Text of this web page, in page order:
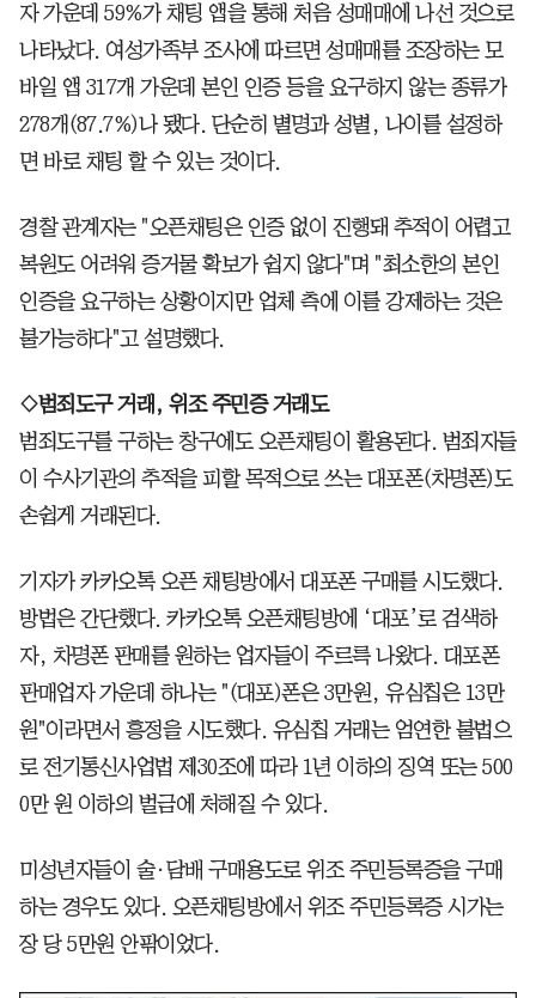
자 가운데 59%가 채팅 앱을 통해 처음 성매매에 나선 것으로
나타났다. 여성가족부 조사에 따르면 성매매를 조장하는 모
바일 앱 317개 가운데 본인 인증 등을 요구하지 않는 종류가
278개(87.7%)나 됐다. 단순히 별명과 성별, 나이를 설정하
면 바로 채팅 할 수 있는 것이다.
경찰 관계자는 "오픈채팅은 인증 없이 진행돼 추적이 어렵고
복원도 어려워 증거물 확보가 쉽지 않다"며 "최소한의 본인
인증을 요구하는 상황이지만 업체 측에 이를 강제하는 것은
불가능하다"고 설명했다.
◇범죄도구 거래, 위조 주민증 거래도
범죄도구를 구하는 창구에도 오픈채팅이 활용된다. 범죄자들
이 수사기관의 추적을 피할 목적으로 쓰는 대포폰(차명폰)도
손쉽게 거래된다.
기자가 카카오톡 오픈 채팅방에서 대포폰 구매를 시도했다.
방법은 간단했다. 카카오톡 오픈채팅방에 ‘대포’로 검색하
자, 차명폰 판매를 원하는 업자들이 주르륵 나왔다. 대포폰
판매업자 가운데 하나는 "(대포)폰은 3만원, 유심칩은 13만
원"이라면서 흥정을 시도했다. 유심칩 거래는 엄연한 불법으
로 전기통신사업법 제30조에 따라 1년 이하의 징역 또는 500
0만 원 이하의 벌금에 처해질 수 있다.
미성년자들이 술·담배 구매용도로 위조 주민등록증을 구매
하는 경우도 있다. 오픈채팅방에서 위조 주민등록증 시가는
장 당 5만원 안팎이었다.